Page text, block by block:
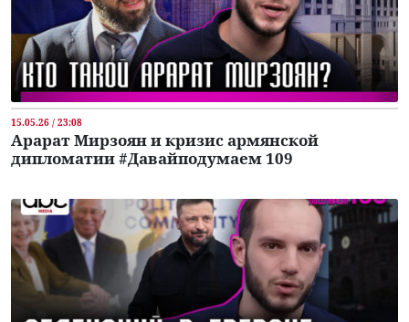
15.05.26 / 23:08
Арарат Мирзоян и кризис армянской
дипломатии #Давайподумаем 109